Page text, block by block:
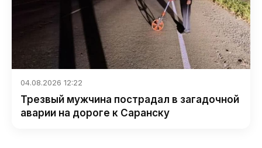
04.08.2026 12:22
Трезвый мужчина пострадал в загадочной
аварии на дороге к Саранску